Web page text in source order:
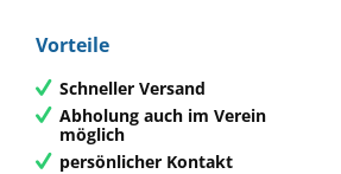
Vorteile
Schneller Versand
Abholung auch im Verein
möglich
persönlicher Kontakt